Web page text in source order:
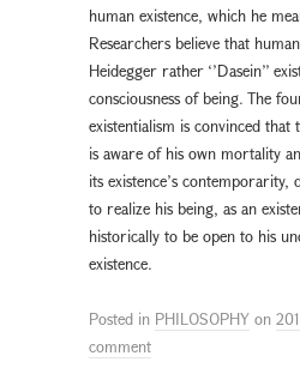
human existence, which he
Researchers believe that
Heidegger rather ‘’Dasein’’
consciousness of being. The
existentialism is convinced that
is aware of his own mortality
its existence՚s contemporarity,
to realize his being, as an
historically to be open to his
existence.
Posted in PHILOSOPHY on
comment